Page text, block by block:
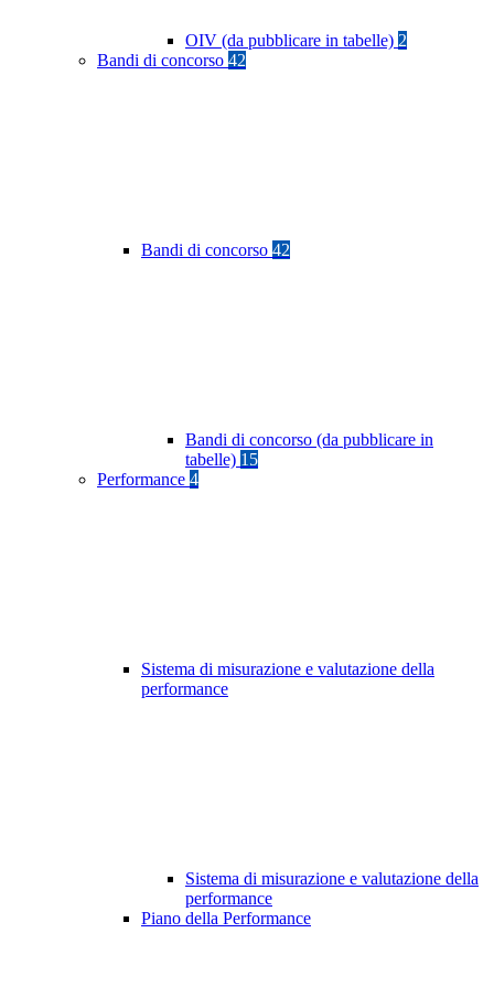
OIV (da pubblicare in tabelle) 2
Bandi di concorso 42
Bandi di concorso 42
Bandi di concorso (da pubblicare in
tabelle) 15
Performance 4
Sistema di misurazione e valutazione della
performance
Sistema di misurazione e valutazione della
performance
Piano della Performance